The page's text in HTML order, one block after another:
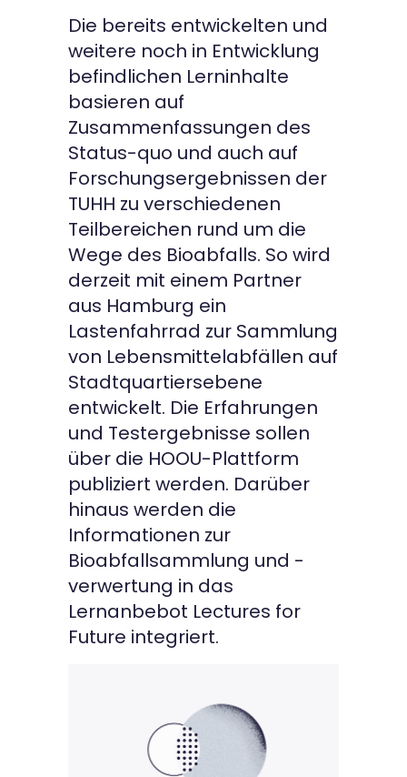
Die bereits entwickelten und
weitere noch in Entwicklung
befindlichen Lerninhalte
basieren auf
Zusammenfassungen des
Status-quo und auch auf
Forschungsergebnissen der
TUHH zu verschiedenen
Teilbereichen rund um die
Wege des Bioabfalls. So wird
derzeit mit einem Partner
aus Hamburg ein
Lastenfahrrad zur Sammlung
von Lebensmittelabfällen auf
Stadtquartiersebene
entwickelt. Die Erfahrungen
und Testergebnisse sollen
über die HOOU-Plattform
publiziert werden. Darüber
hinaus werden die
Informationen zur
Bioabfallsammlung und -
verwertung in das
Lernanbebot Lectures for
Future integriert.